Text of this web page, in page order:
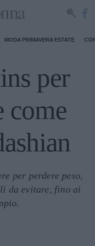
MODA PRIMAVERA ESTATE
per
come
per perdere peso,
da evitare, fino ai